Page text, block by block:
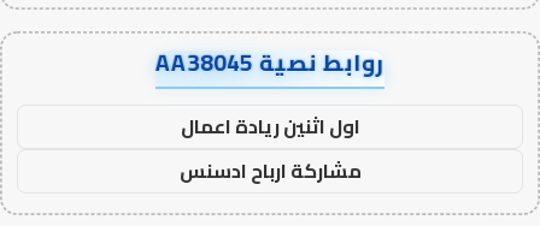
روابط نصية AA38045
اول اثنين ريادة اعمال
مشاركة ارباح ادسنس